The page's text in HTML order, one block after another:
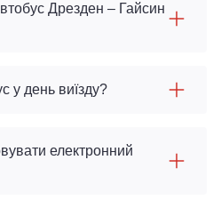
Дрезден – Гайсин
у день виїзду?
електронний